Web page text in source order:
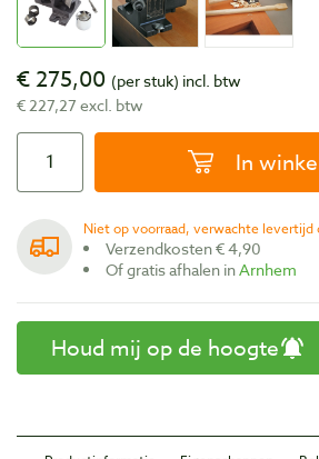
€ 275,00 (per stuk) incl. btw
€ 227,27 excl. btw
In
Niet op voorraad, verwachte levertijd
Verzendkosten € 4,90
Of gratis afhalen inArnhem
Houd mij op de hoogte